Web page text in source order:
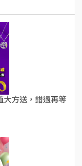
大方送，錯過再等